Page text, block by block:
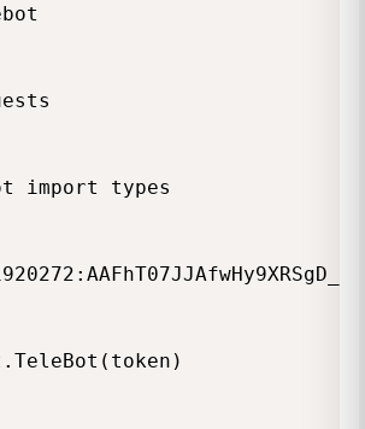
import types